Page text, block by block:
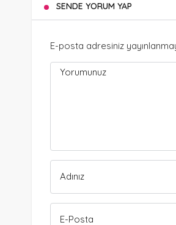
SENDE YORUM YAP
E-posta adresiniz
Yorumunuz
Adınız
E-Posta